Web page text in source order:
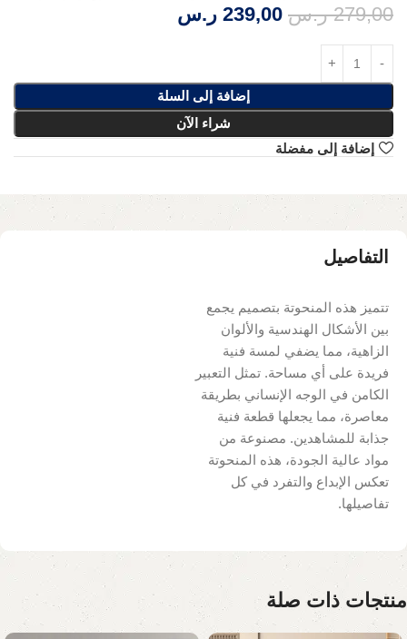
279,00 ر.س 239,00 ر.س
إضافة إلى السلة
شراء الآن
إضافة إلى مفضلة
التفاصيل
تتميز هذه المنحوتة بتصميم يجمع
بين الأشكال الهندسية والألوان
الزاهية، مما يضفي لمسة فنية
فريدة على أي مساحة. تمثل التعبير
الكامن في الوجه الإنساني بطريقة
معاصرة، مما يجعلها قطعة فنية
جذابة للمشاهدين. مصنوعة من
مواد عالية الجودة، هذه المنحوتة
تعكس الإبداع والتفرد في كل
تفاصيلها.
منتجات ذات صلة